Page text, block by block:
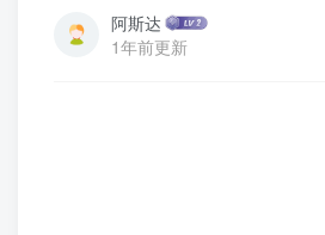
阿斯达
1年前更新